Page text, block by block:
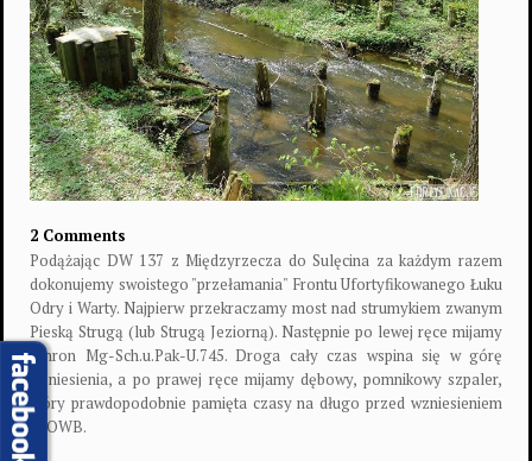
2 Comments
Podążając DW 137 z Międzyrzecza do Sulęcina za każdym razem
dokonujemy swoistego "przełamania" Frontu Ufortyfikowanego Łuku
Odry i Warty. Najpierw przekraczamy most nad strumykiem zwanym
Pieską Strugą (lub Strugą Jeziorną). Następnie po lewej ręce mijamy
schron Mg-Sch.u.Pak-U.745. Droga cały czas wspina się w górę
wzniesienia, a po prawej ręce mijamy dębowy, pomnikowy szpaler,
który prawdopodobnie pamięta czasy na długo przed wzniesieniem
FFOWB.